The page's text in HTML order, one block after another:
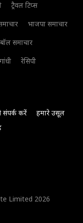
ट्रैवल टिप्स
भाजपा समाचार
समाचार
रेसिपी
संपर्क करें
हमारे उसूल
Limited 2026